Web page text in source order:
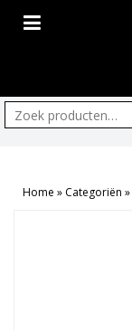
Zoeken:
Home » Categoriën »